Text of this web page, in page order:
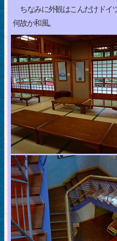
ちなみに外観はこんだけドイ
何故か和風。